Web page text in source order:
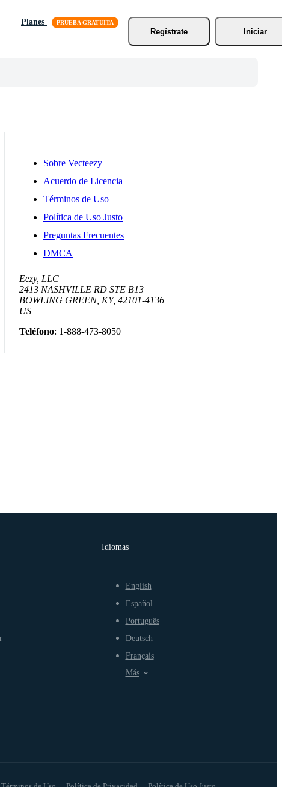
Planes
Regístrate
Iniciar
Sobre Vecteezy
Acuerdo de Licencia
Términos de Uso
Política de Uso Justo
Preguntas Frecuentes
DMCA
Eezy, LLC
2413 NASHVILLE RD STE B13
BOWLING GREEN, KY, 42101-4136
US
Teléfono: 1-888-473-8050
Términos de Uso Política de Privacidad Política de Uso Justo
Idiomas
English
Español
Português
Deutsch
Français
Más